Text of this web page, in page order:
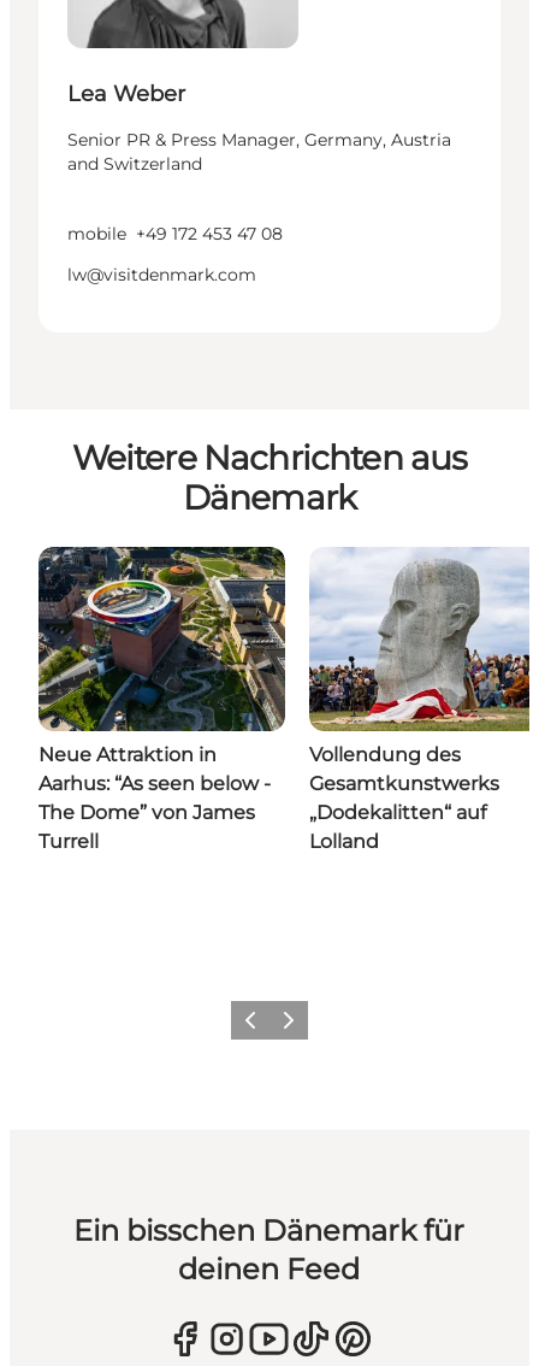
Lea Weber
Senior PR & Press Manager, Germany, Austria
and Switzerland
mobile +49 172 453 47 08
lw@visitdenmark.com
Weitere Nachrichten aus
Dänemark
Neue Attraktion in
Aarhus: “As seen below -
The Dome” von James
Turrell
Vollendung des
Gesamtkunstwerks
„Dodekalitten“ auf
Lolland
ZurückWeiter
Ein bisschen Dänemark für
deinen Feed